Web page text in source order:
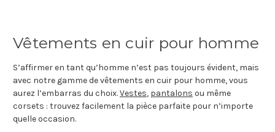
Vêtements en cuir pour homme
S’affirmer en tant qu’homme n’est pas toujours évident, mais
avec notre gamme de vêtements en cuir pour homme, vous
aurez l’embarras du choix.Vestes, pantalons ou même
corsets : trouvez facilement la pièce parfaite pour n’importe
quelle occasion.